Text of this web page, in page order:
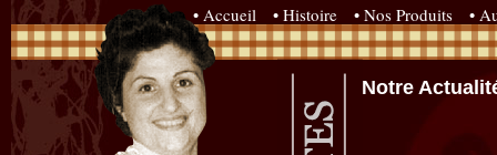
• Accueil • Histoire • Nos Produits •
Notre